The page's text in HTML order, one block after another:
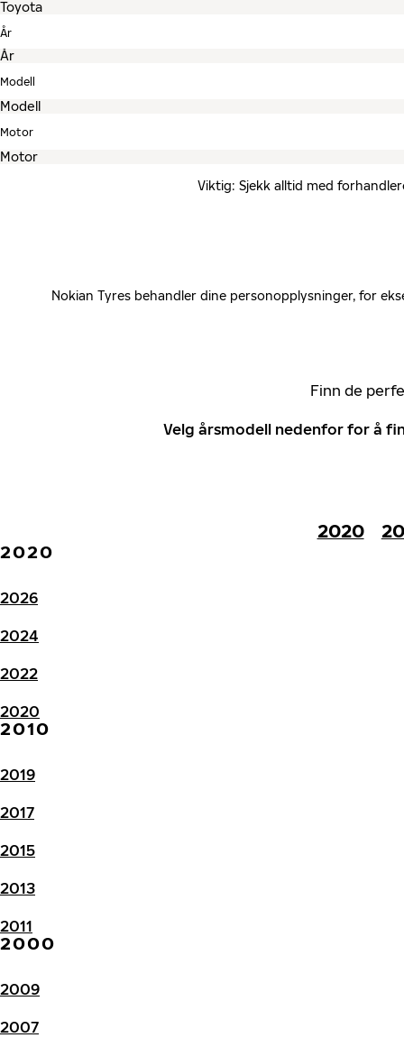
År
Modell
Motor
Viktig: Sjekk alltid med
Nokian Tyres behandler dine personopplysninger, for
Finn de
Velg årsmodell nedenfor for å
2020
2020
2026
2024
2022
2020
2010
2019
2017
2015
2013
2011
2000
2009
2007